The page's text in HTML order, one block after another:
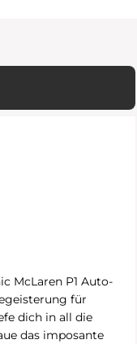
McLaren P1 Auto-
für
dich in all die
das imposante